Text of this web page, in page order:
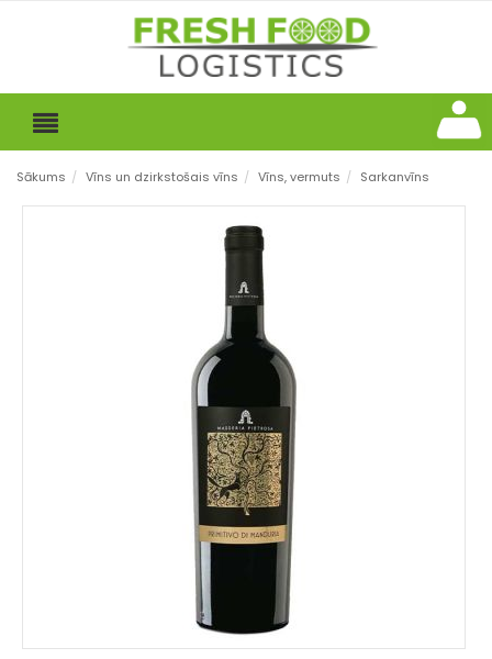
Sākums / Vīns un dzirkstošais vīns / Vīns, vermuts / Sarkanvīns